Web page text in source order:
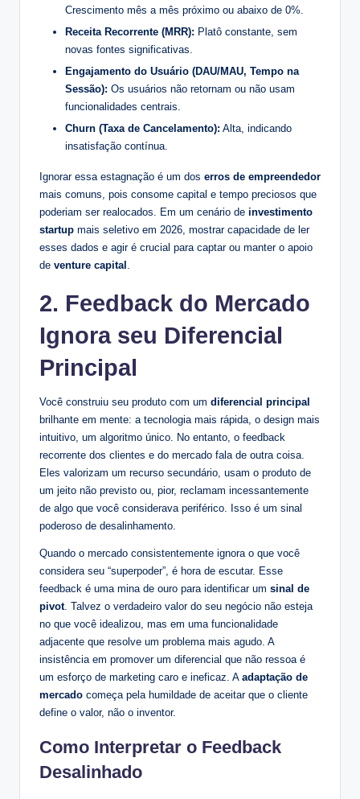
Crescimento mês a mês próximo ou abaixo de 0%.
Receita Recorrente (MRR): Platô constante, sem
novas fontes significativas.
Engajamento do Usuário (DAU/MAU, Tempo na
Sessão): Os usuários não retornam ou não usam
funcionalidades centrais.
Churn (Taxa de Cancelamento): Alta, indicando
insatisfação contínua.
Ignorar essa estagnação é um dos erros de empreendedor
mais comuns, pois consome capital e tempo preciosos que
poderiam ser realocados. Em um cenário de investimento
startup mais seletivo em 2026, mostrar capacidade de ler
esses dados e agir é crucial para captar ou manter o apoio
de venture capital .
2. Feedback do Mercado
Ignora seu Diferencial
Principal
Você construiu seu produto com um diferencial principal
brilhante em mente: a tecnologia mais rápida, o design mais
intuitivo, um algoritmo único. No entanto, o feedback
recorrente dos clientes e do mercado fala de outra coisa.
Eles valorizam um recurso secundário, usam o produto de
um jeito não previsto ou, pior, reclamam incessantemente
de algo que você considerava periférico. Isso é um sinal
poderoso de desalinhamento.
Quando o mercado consistentemente ignora o que você
considera seu “superpoder”, é hora de escutar. Esse
feedback é uma mina de ouro para identificar um sinal de
pivot. Talvez o verdadeiro valor do seu negócio não esteja
no que você idealizou, mas em uma funcionalidade
adjacente que resolve um problema mais agudo. A
insistência em promover um diferencial que não ressoa é
um esforço de marketing caro e ineficaz. A adaptação de
mercado começa pela humildade de aceitar que o cliente
define o valor, não o inventor.
Como Interpretar o Feedback
Desalinhado